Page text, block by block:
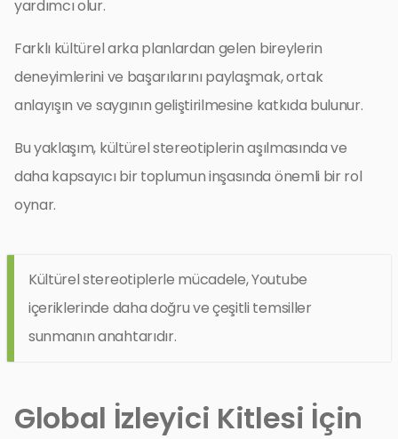
yardımcı olur.
Farklı kültürel arka planlardan gelen bireylerin
deneyimlerini ve başarılarını paylaşmak, ortak
anlayışın ve saygının geliştirilmesine katkıda bulunur.
Bu yaklaşım, kültürel stereotiplerin aşılmasında ve
daha kapsayıcı bir toplumun inşasında önemli bir rol
oynar.
Kültürel stereotiplerle mücadele, Youtube
içeriklerinde daha doğru ve çeşitli temsiller
sunmanın anahtarıdır.
Global İzleyici Kitlesi İçin